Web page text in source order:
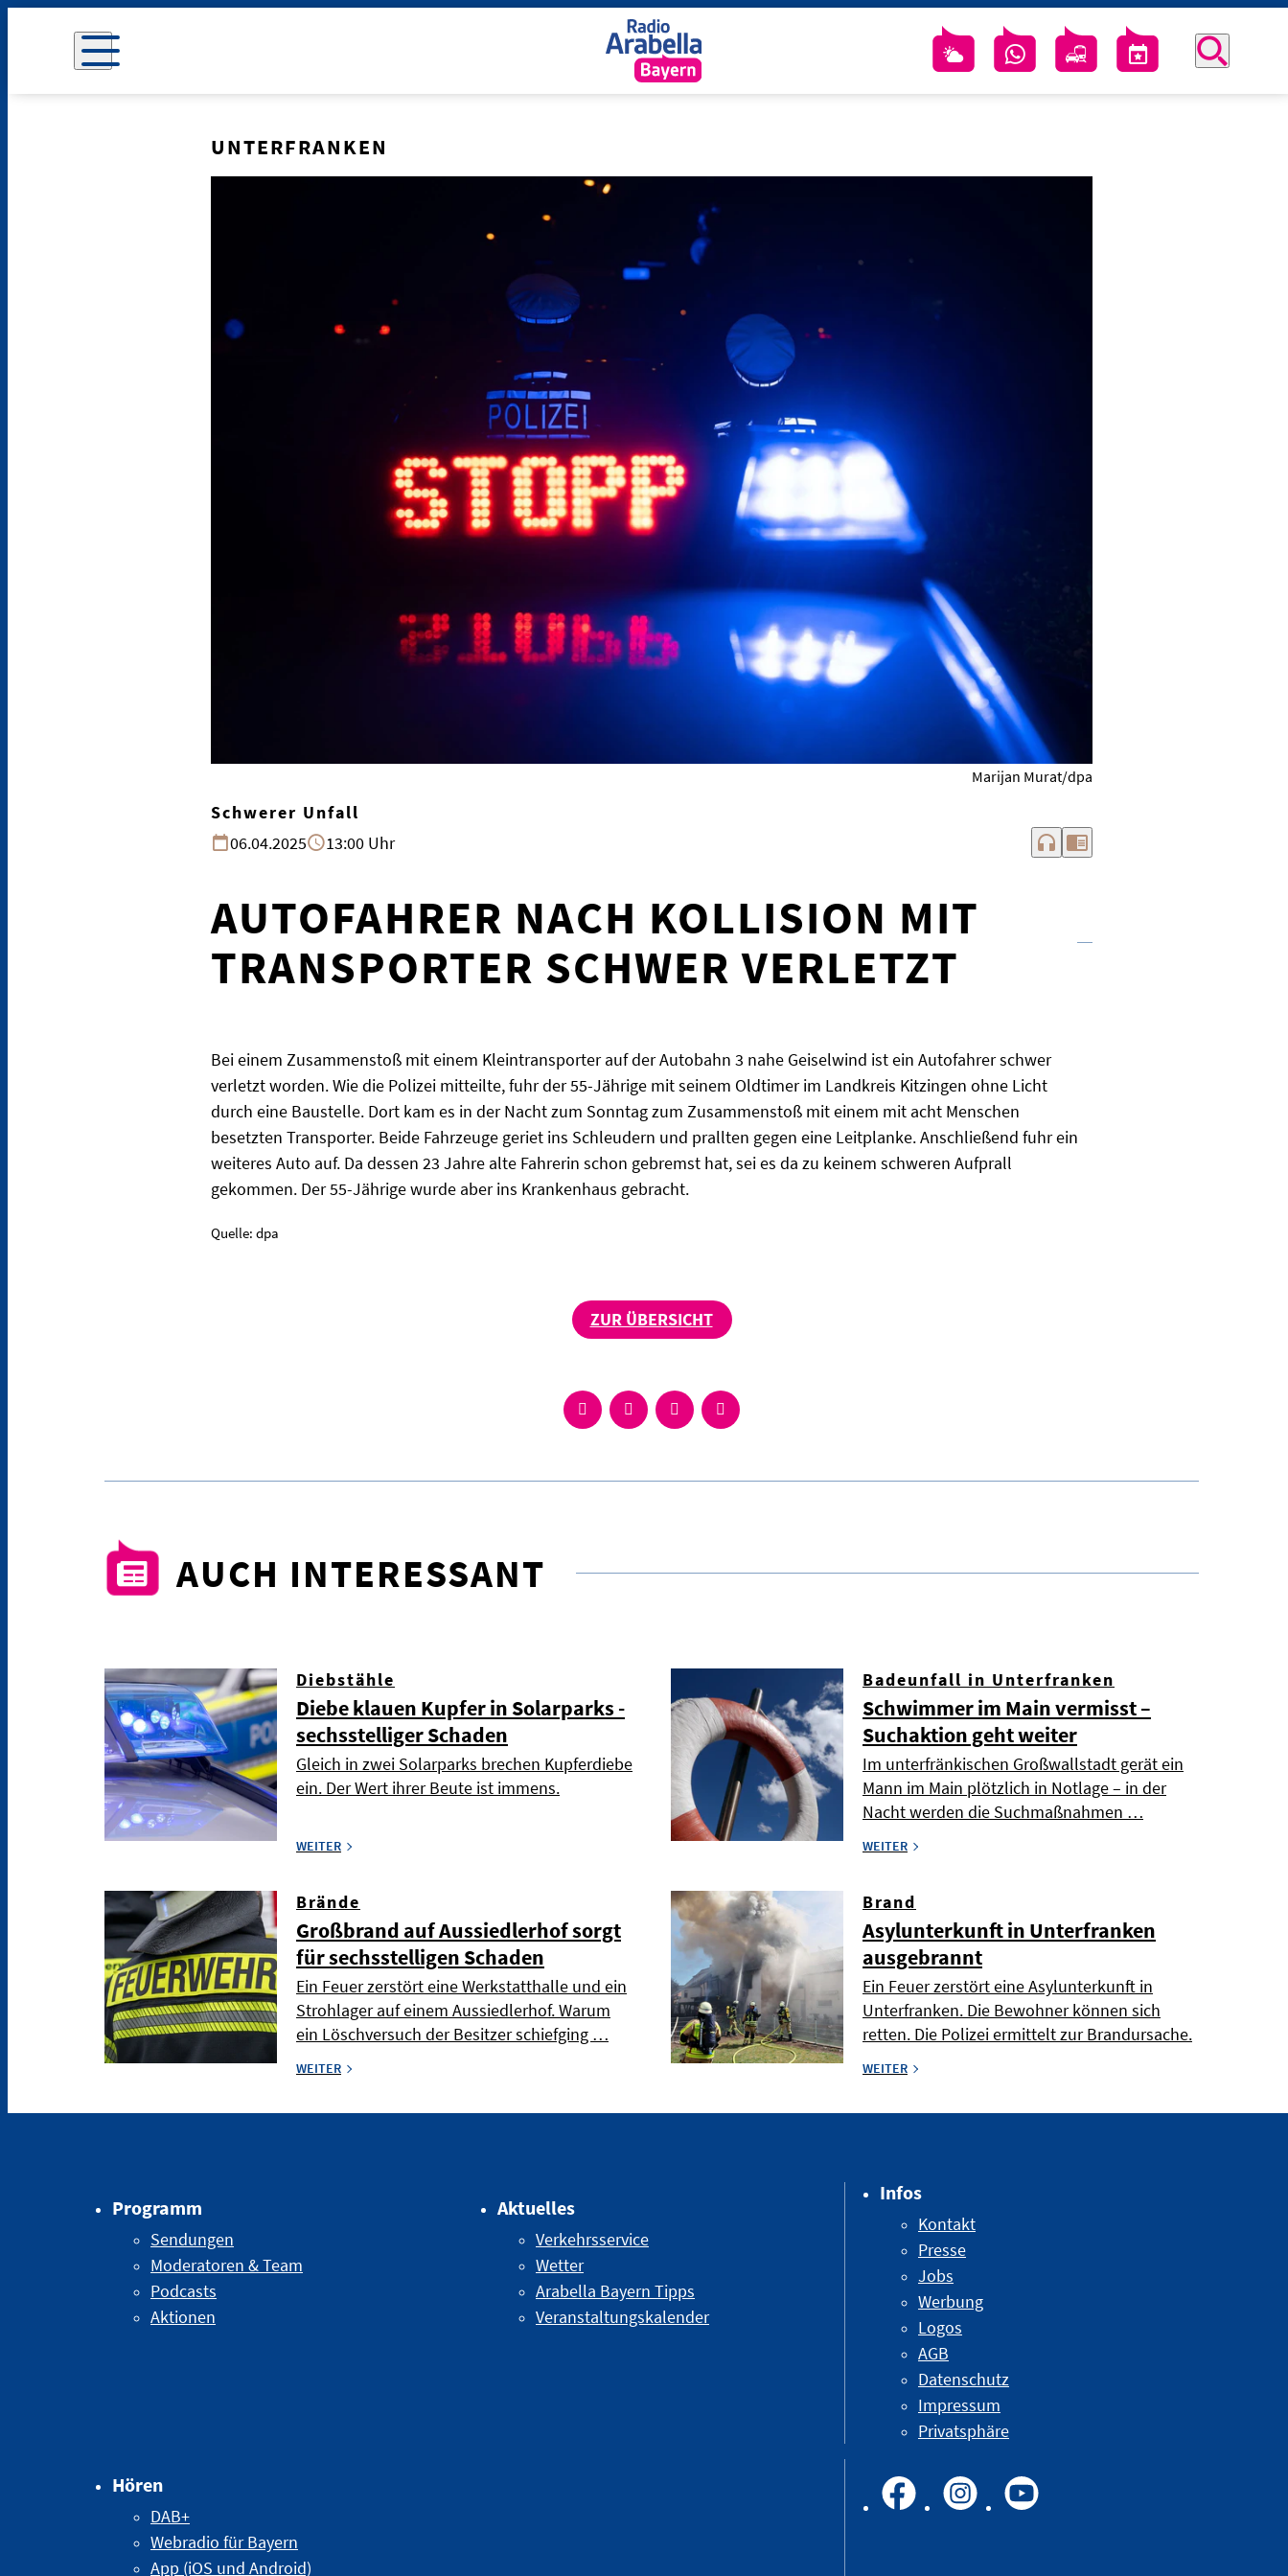
UNTERFRANKEN
Marijan Murat/dpa
Schwerer Unfall
06.04.2025
13:00 Uhr headphones chrome_reader_mode
AUTOFAHRER NACH KOLLISION MIT
TRANSPORTER SCHWER VERLETZT
Bei einem Zusammenstoß mit einem Kleintransporter auf der Autobahn 3 nahe Geiselwind ist ein Autofahrer schwer
verletzt worden. Wie die Polizei mitteilte, fuhr der 55-Jährige mit seinem Oldtimer im Landkreis Kitzingen ohne Licht
durch eine Baustelle. Dort kam es in der Nacht zum Sonntag zum Zusammenstoß mit einem mit acht Menschen
besetzten Transporter. Beide Fahrzeuge geriet ins Schleudern und prallten gegen eine Leitplanke. Anschließend fuhr ein
weiteres Auto auf. Da dessen 23 Jahre alte Fahrerin schon gebremst hat, sei es da zu keinem schweren Aufprall
gekommen. Der 55-Jährige wurde aber ins Krankenhaus gebracht.
Quelle: dpa
ZUR ÜBERSICHT
AUCH INTERESSANT
Diebstähle
Diebe klauen Kupfer in Solarparks -
sechsstelliger Schaden
Gleich in zwei Solarparks brechen Kupferdiebe
ein. Der Wert ihrer Beute ist immens.
WEITER
Badeunfall in Unterfranken
Schwimmer im Main vermisst –
Suchaktion geht weiter
Im unterfränkischen Großwallstadt gerät ein
Mann im Main plötzlich in Notlage – in der
Nacht werden die Suchmaßnahmen …
WEITER
Brände
Großbrand auf Aussiedlerhof sorgt
für sechsstelligen Schaden
Ein Feuer zerstört eine Werkstatthalle und ein
Strohlager auf einem Aussiedlerhof. Warum
ein Löschversuch der Besitzer schiefging …
WEITER
Brand
Asylunterkunft in Unterfranken
ausgebrannt
Ein Feuer zerstört eine Asylunterkunft in
Unterfranken. Die Bewohner können sich
retten. Die Polizei ermittelt zur Brandursache.
WEITER
Programm
Sendungen
Moderatoren & Team
Podcasts
Aktionen
Aktuelles
Verkehrsservice
Wetter
Arabella Bayern Tipps
Veranstaltungskalender
Hören
DAB+
Webradio für Bayern
App (iOS und Android)
Infos
Kontakt
Presse
Jobs
Werbung
Logos
AGB
Datenschutz
Impressum
Privatsphäre